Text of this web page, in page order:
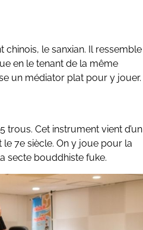
chinois, lesanxian. Il ressemble
en le tenant de la même
un médiator plat pour y jouer.
trous. Cet instrument vient d’un
7e siècle. On y joue pour la
secte bouddhiste fuke.